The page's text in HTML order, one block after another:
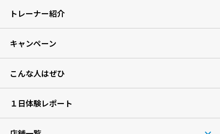
トレーナー紹介
キャンペーン
こんな人はぜひ
１日体験レポート